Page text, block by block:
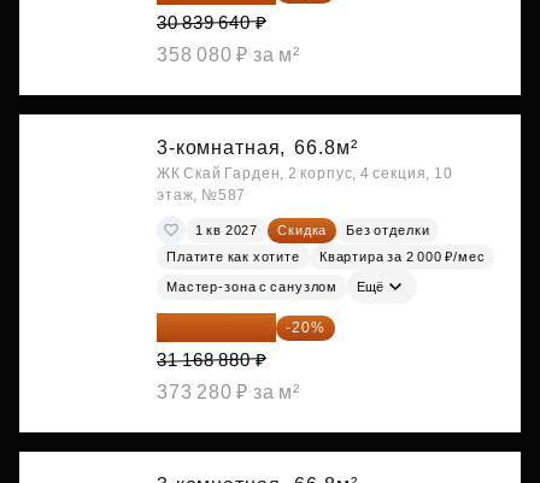
30 839 640 ₽
358 080 ₽ за м²
3-комнатная, 66.8м²
ЖК Скай Гарден, 2 корпус, 4 секция, 10
этаж, №587
1 кв 2027 Скидка
Без отделки
Платите как хотите
Квартира за 2 000 ₽/мес
Мастер-зона с санузлом Ещё
24 935 104 ₽ -20%
31 168 880 ₽
373 280 ₽ за м²